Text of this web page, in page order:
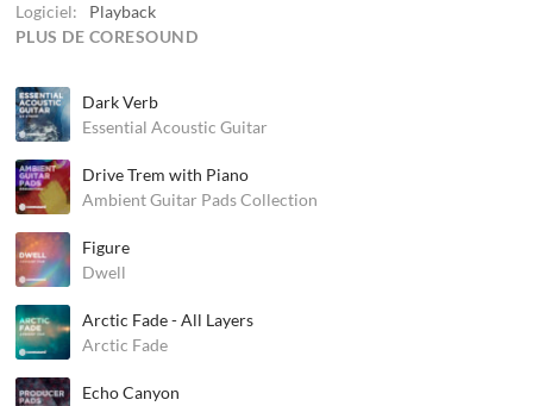
Logiciel:
Playback
PLUS DE CORESOUND
Dark Verb
Essential Acoustic Guitar
Drive Trem with Piano
Ambient Guitar Pads Collection
Figure
Dwell
Arctic Fade - All Layers
Arctic Fade
Echo Canyon